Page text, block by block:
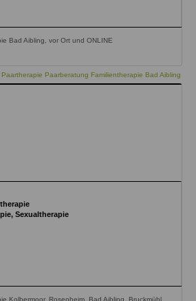
Bad Aibling, vor Ort und ONLINE
Paartherapie Paarberatung Familientherapie Bad Aibling
Sexualtherapie
Kolbermoor, Rosenheim, Bad Aibling, Bruckmühl,